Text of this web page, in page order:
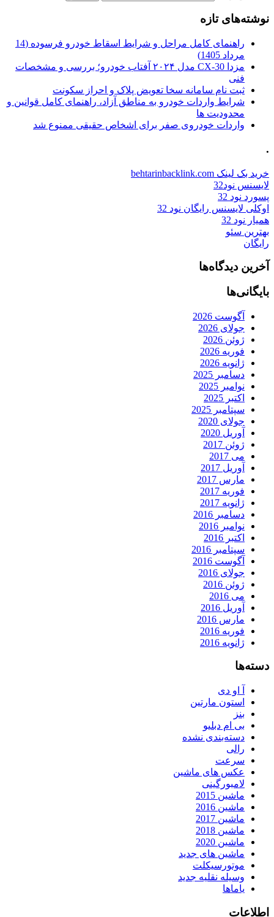
نوشته‌های تازه
راهنمای کامل مراحل و شرایط اسقاط خودرو فرسوده (14
مرداد 1405)
مزدا CX-30 مدل ۲۰۲۴ آفتاب خودرو؛ بررسی و مشخصات
فنی
ثبت نام سامانه سخا تعویض پلاک و احراز سکونت
شرایط واردات خودرو به مناطق آزاد، راهنمای کامل قوانین و
محدودیت ها
واردات خودروی صفر برای اشخاص حقیقی ممنوع شد
.
خرید بک لینک behtarinbacklink.com
لایسنس نود32
پسورد نود 32
اوکلی لایسنس رایگان نود 32
همیار نود 32
بهترین سئو
رایگان
آخرین دیدگاه‌ها
بایگانی‌ها
آگوست 2026
جولای 2026
ژوئن 2026
فوریه 2026
ژانویه 2026
دسامبر 2025
نوامبر 2025
اکتبر 2025
سپتامبر 2025
جولای 2020
آوریل 2020
ژوئن 2017
می 2017
آوریل 2017
مارس 2017
فوریه 2017
ژانویه 2017
دسامبر 2016
نوامبر 2016
اکتبر 2016
سپتامبر 2016
آگوست 2016
جولای 2016
ژوئن 2016
می 2016
آوریل 2016
مارس 2016
فوریه 2016
ژانویه 2016
دسته‌ها
آ او دی
استون مارتین
بنز
بی ام دبلیو
دسته‌بندی نشده
رالی
سرعت
عکس های ماشین
لامبورگینی
ماشین 2015
ماشین 2016
ماشین 2017
ماشین 2018
ماشین 2020
ماشین های جدید
موتورسیکلت
وسیله نقلیه جدید
یاماها
اطلاعات